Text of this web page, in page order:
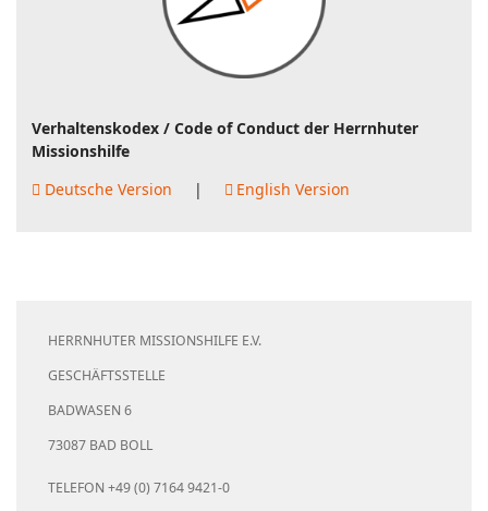
Verhaltenskodex / Code of Conduct der Herrnhuter
Missionshilfe
Deutsche Version
| English Version
HERRNHUTER MISSIONSHILFE E.V.
GESCHÄFTSSTELLE
BADWASEN 6
73087 BAD BOLL
TELEFON +49 (0) 7164 9421-0